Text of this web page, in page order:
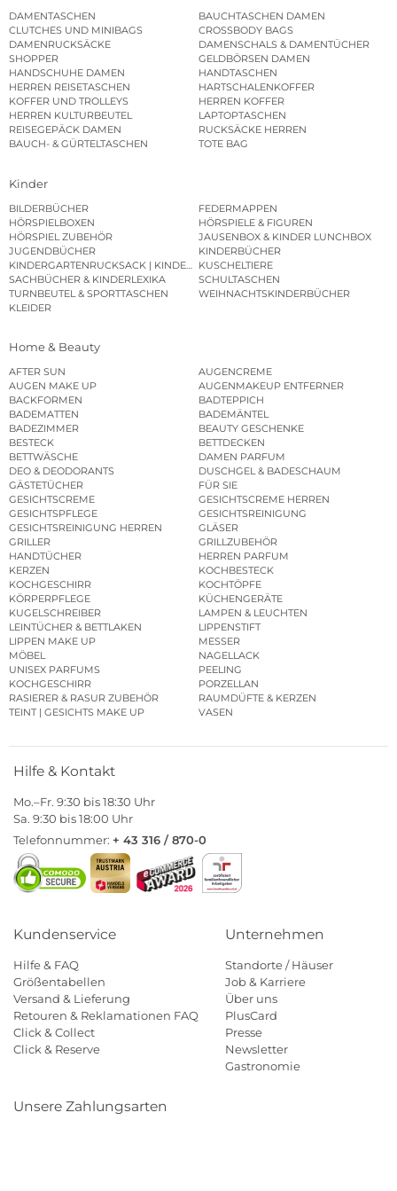
DAMENTASCHEN
BAUCHTASCHEN DAMEN
CLUTCHES UND MINIBAGS
CROSSBODY BAGS
DAMENRUCKSÄCKE
DAMENSCHALS & DAMENTÜCHER
SHOPPER
GELDBÖRSEN DAMEN
HANDSCHUHE DAMEN
HANDTASCHEN
HERREN REISETASCHEN
HARTSCHALENKOFFER
KOFFER UND TROLLEYS
HERREN KOFFER
HERREN KULTURBEUTEL
LAPTOPTASCHEN
REISEGEPÄCK DAMEN
RUCKSÄCKE HERREN
BAUCH- & GÜRTELTASCHEN
TOTE BAG
Kinder
BILDERBÜCHER
FEDERMAPPEN
HÖRSPIELBOXEN
HÖRSPIELE & FIGUREN
HÖRSPIEL ZUBEHÖR
JAUSENBOX & KINDER LUNCHBOX
JUGENDBÜCHER
KINDERBÜCHER
KINDERGARTENRUCKSACK | KINDERGARTENBEUTEL
KUSCHELTIERE
SACHBÜCHER & KINDERLEXIKA
SCHULTASCHEN
TURNBEUTEL & SPORTTASCHEN
WEIHNACHTSKINDERBÜCHER
KLEIDER
Home & Beauty
AFTER SUN
AUGENCREME
AUGEN MAKE UP
AUGENMAKEUP ENTFERNER
BACKFORMEN
BADTEPPICH
BADEMATTEN
BADEMÄNTEL
BADEZIMMER
BEAUTY GESCHENKE
BESTECK
BETTDECKEN
BETTWÄSCHE
DAMEN PARFUM
DEO & DEODORANTS
DUSCHGEL & BADESCHAUM
GÄSTETÜCHER
FÜR SIE
GESICHTSCREME
GESICHTSCREME HERREN
GESICHTSPFLEGE
GESICHTSREINIGUNG
GESICHTSREINIGUNG HERREN
GLÄSER
GRILLER
GRILLZUBEHÖR
HANDTÜCHER
HERREN PARFUM
KERZEN
KOCHBESTECK
KOCHGESCHIRR
KOCHTÖPFE
KÖRPERPFLEGE
KÜCHENGERÄTE
KUGELSCHREIBER
LAMPEN & LEUCHTEN
LEINTÜCHER & BETTLAKEN
LIPPENSTIFT
LIPPEN MAKE UP
MESSER
MÖBEL
NAGELLACK
UNISEX PARFUMS
PEELING
KOCHGESCHIRR
PORZELLAN
RASIERER & RASUR ZUBEHÖR
RAUMDÜFTE & KERZEN
TEINT | GESICHTS MAKE UP
VASEN
Hilfe & Kontakt
Mo.–Fr. 9:30 bis 18:30 Uhr
Sa. 9:30 bis 18:00 Uhr
Telefonnummer: + 43 316 / 870-0
Kundenservice
Hilfe & FAQ
Größentabellen
Versand & Lieferung
Retouren & Reklamationen FAQ
Click & Collect
Click & Reserve
Unternehmen
Standorte / Häuser
Job & Karriere
Über uns
PlusCard
Presse
Newsletter
Gastronomie
Unsere Zahlungsarten